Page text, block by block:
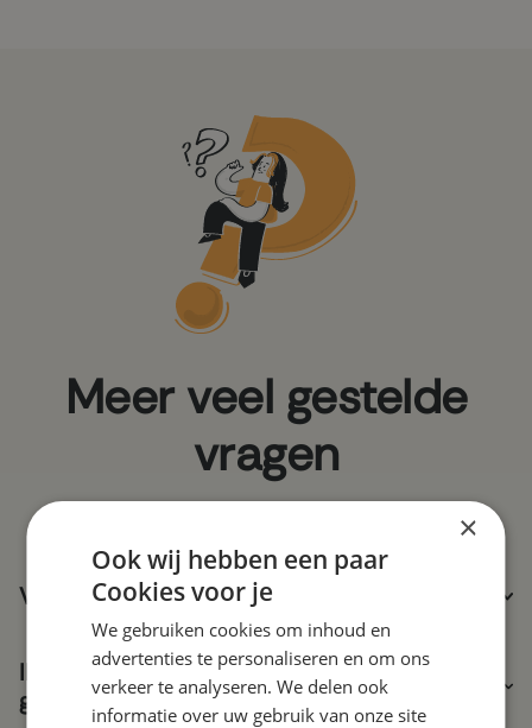
Meer veel gestelde
vragen
Verzorgen jullie ook e-mail?
Ik maak gebruik van Google Apps en wil dit
graag zo houden. Kan dat?
×
Ook wij hebben een paar
Cookies voor je
We gebruiken cookies om inhoud en
advertenties te personaliseren en om ons
verkeer te analyseren. We delen ook
informatie over uw gebruik van onze site